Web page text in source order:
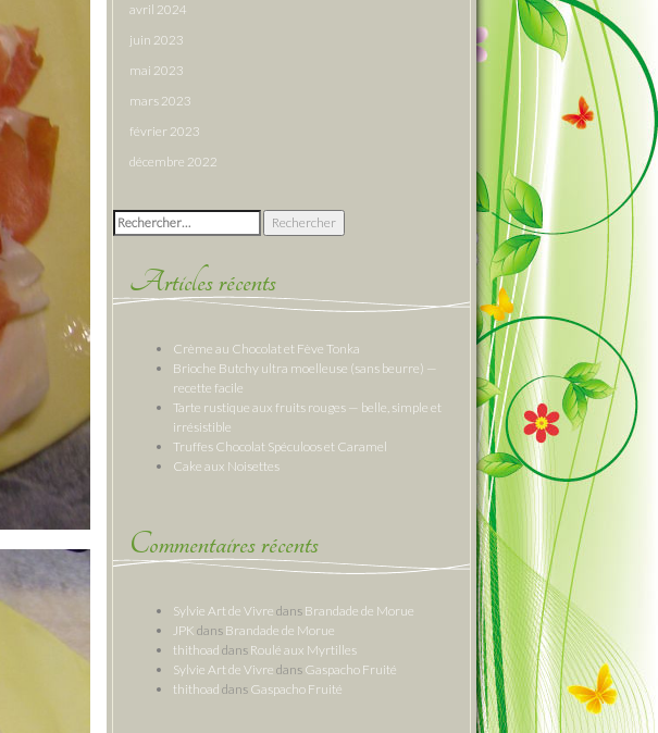
avril 2024
juin 2023
mai 2023
mars 2023
février 2023
décembre 2022
Rechercher :
Articles récents
Crème au Chocolat et Fève Tonka
Brioche Butchy ultra moelleuse (sans beurre) —
recette facile
Tarte rustique aux fruits rouges — belle, simple et
irrésistible
Truffes Chocolat Spéculoos et Caramel
Cake aux Noisettes
Commentaires récents
Sylvie Art de Vivre dans Brandade de Morue
JPK dans Brandade de Morue
thithoad dans Roulé aux Myrtilles
Sylvie Art de Vivre dans Gaspacho Fruité
thithoad dans Gaspacho Fruité